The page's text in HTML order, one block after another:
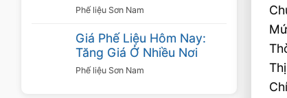
Phế liệu Sơn Nam
Giá Phế Liệu Hôm Nay:
Tăng Giá Ở Nhiều Nơi
Phế liệu Sơn Nam